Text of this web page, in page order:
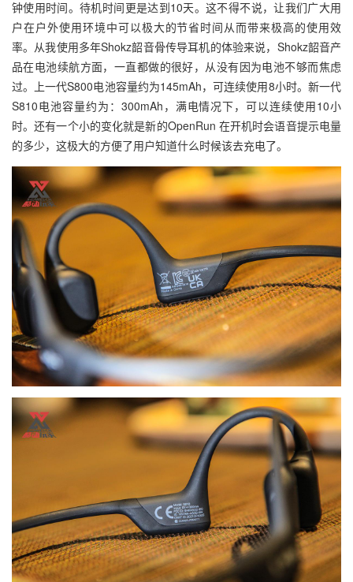
钟使用时间。待机时间更是达到10天。这不得不说，让我们广大用
户在户外使用环境中可以极大的节省时间从而带来极高的使用效
率。从我使用多年Shokz韶音骨传导耳机的体验来说，Shokz韶音产
品在电池续航方面，一直都做的很好，从没有因为电池不够而焦虑
过。上一代S800电池容量约为145mAh，可连续使用8小时。新一代
S810电池容量约为：300mAh，满电情况下，可以连续使用10小
时。还有一个小的变化就是新的OpenRun 在开机时会语音提示电量
的多少，这极大的方便了用户知道什么时候该去充电了。